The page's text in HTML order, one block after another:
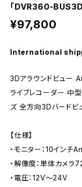
「DVR360-
¥97,800
International
3Dアラウンドビュー
ライブレコーダー 中
ズ 全方向3Dバードビ
【仕様】
・モニター：10インチ
・解像度：単体カメ
・電圧：12V～24V